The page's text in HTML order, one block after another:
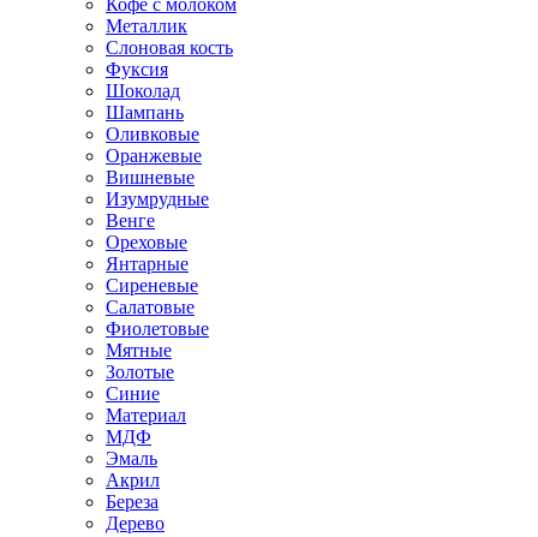
Кофе с молоком
Металлик
Слоновая кость
Фуксия
Шоколад
Шампань
Оливковые
Оранжевые
Вишневые
Изумрудные
Венге
Ореховые
Янтарные
Сиреневые
Салатовые
Фиолетовые
Мятные
Золотые
Синие
Материал
МДФ
Эмаль
Акрил
Береза
Дерево